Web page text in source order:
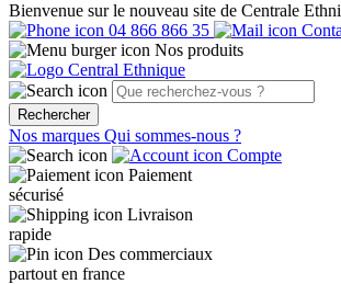
Bienvenue sur le nouveau site de Centrale
04 866 866 35
Nos produits
Rechercher
Nos marques Qui sommes-nous ?
Compte
Paiement
sécurisé
Livraison
rapide
Des commerciaux
partout en france